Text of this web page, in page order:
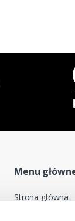
Menu
Strona główna